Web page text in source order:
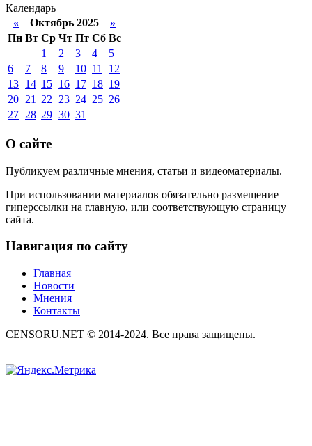
Календарь
« Октябрь 2025 »
Пн Вт Ср Чт Пт Сб Вс
1
2 3 4
5
6
7 8 9 10 11
12
13 14 15 16 17 18 19
20 21 22 23 24 25 26
27 28 29 30 31
О сайте
Публикуем различные мнения, статьи и видеоматериалы.
При использовании материалов обязательно размещение
гиперссылки на главную, или соответствующую страницу
сайта.
Навигация по сайту
Главная
Новости
Мнения
Контакты
CENSORU.NET © 2014-2024. Все права защищены.